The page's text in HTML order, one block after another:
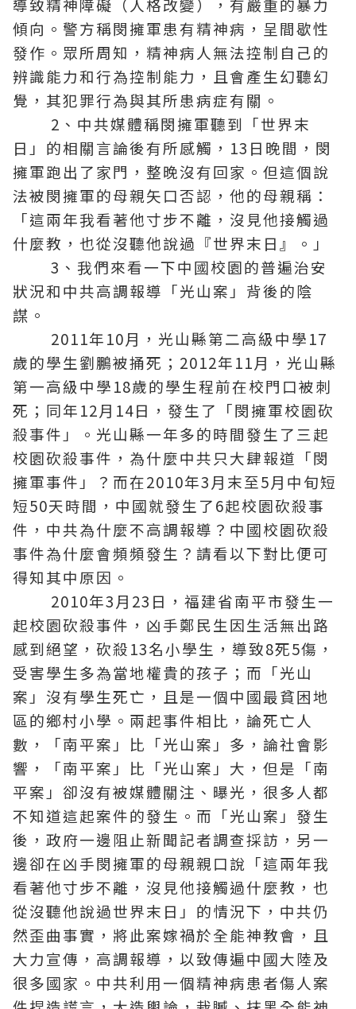
導致精神障礙（人格改變），有嚴重的暴力
傾向。警方稱閔擁軍患有精神病，呈間歇性
發作。眾所周知，精神病人無法控制自己的
辨識能力和行為控制能力，且會產生幻聽幻
覺，其犯罪行為與其所患病症有關。
2、中共媒體稱閔擁軍聽到「世界末
日」的相關言論後有所感觸，13日晚間，閔
擁軍跑出了家門，整晚沒有回家。但這個說
法被閔擁軍的母親矢口否認，他的母親稱：
「這兩年我看著他寸步不離，沒見他接觸過
什麼教，也從沒聽他說過『世界末日』。」
3、我們來看一下中國校園的普遍治安
狀況和中共高調報導「光山案」背後的陰
謀。
2011年10月，光山縣第二高級中學17
歲的學生劉鵬被捅死；2012年11月，光山縣
第一高級中學18歲的學生程前在校門口被刺
死；同年12月14日，發生了「閔擁軍校園砍
殺事件」。光山縣一年多的時間發生了三起
校園砍殺事件，為什麼中共只大肆報道「閔
擁軍事件」？而在2010年3月末至5月中旬短
短50天時間，中國就發生了6起校園砍殺事
件，中共為什麼不高調報導？中國校園砍殺
事件為什麼會頻頻發生？請看以下對比便可
得知其中原因。
2010年3月23日，福建省南平市發生一
起校園砍殺事件，凶手鄭民生因生活無出路
感到絕望，砍殺13名小學生，導致8死5傷，
受害學生多為當地權貴的孩子；而「光山
案」沒有學生死亡，且是一個中國最貧困地
區的鄉村小學。兩起事件相比，論死亡人
數，「南平案」比「光山案」多，論社會影
響，「南平案」比「光山案」大，但是「南
平案」卻沒有被媒體關注、曝光，很多人都
不知道這起案件的發生。而「光山案」發生
後，政府一邊阻止新聞記者調查採訪，另一
邊卻在凶手閔擁軍的母親親口說「這兩年我
看著他寸步不離，沒見他接觸過什麼教，也
從沒聽他說過世界末日」的情況下，中共仍
然歪曲事實，將此案嫁禍於全能神教會 ，且
大力宣傳，高調報導，以致傳遍中國大陸及
很多國家。中共利用一個精神病患者傷人案